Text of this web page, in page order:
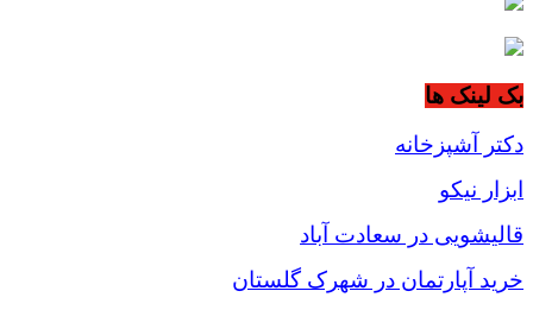
بک لینک ها
دکتر آشپزخانه
ابزار نیکو
قالیشویی در سعادت آباد
خرید آپارتمان در شهرک گلستان